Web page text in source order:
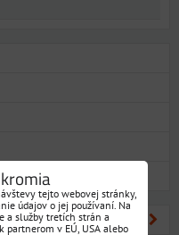
tejto webovej stránky,
údajov o jej používaní. Na
a služby tretích strán a
partnerom v EÚ, USA alebo